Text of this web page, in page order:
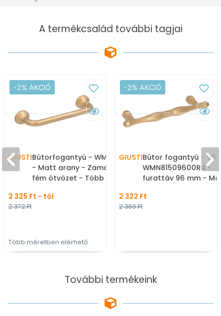
A termékcsalád további tagjai
-2% AKCIÓ
GIUSTIBútorfogantyú - WMN799
- Matt arany - Zamak
fém ötvözet - Több
színes fém
2 325 Ft - tól
2 372 Ft
Több méretben elérhető
-2% AKCIÓ
GIUSTIBútor fogantyú - 96
WMN81509600R4 -
furattáv 96 mm -
ötvözet - Egy
2 322 Ft
2 369 Ft
További termékeink